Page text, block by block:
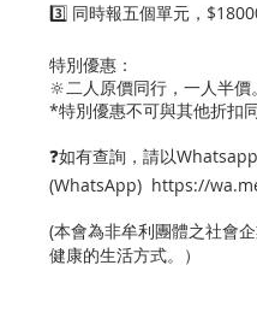
3️⃣ 同時報五個單元，
特別優惠：
🔆二人原價同行，一人半價
*特別優惠不可與其他折扣
❓如有查詢，請以
(WhatsApp) https://
(本會為非牟利團體之社會
健康的生活方式。）